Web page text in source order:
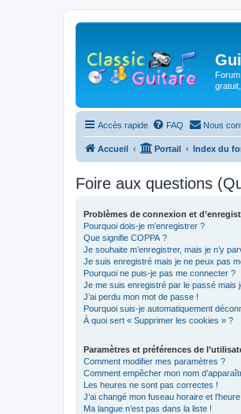
Accès rapide FAQ Nous
Accueil Portail Index du
Foire aux questions
Problèmes de connexion et
Pourquoi dois-je m’enregistrer ?
Que signifie COPPA ?
Je souhaite m’enregistrer, mais je n’y
Je suis enregistré mais je ne peux pas
Pourquoi ne puis-je pas me connecter ?
Je me suis enregistré par le passé mais
J’ai perdu mon mot de passe !
Pourquoi suis-je automatiquement
À quoi sert « Supprimer les cookies » ?
Paramètres et préférences de
Comment modifier mes paramètres ?
Comment empêcher mon nom
Les heures ne sont pas correctes !
J’ai changé mon fuseau horaire et
Ma langue n’est pas dans la liste !